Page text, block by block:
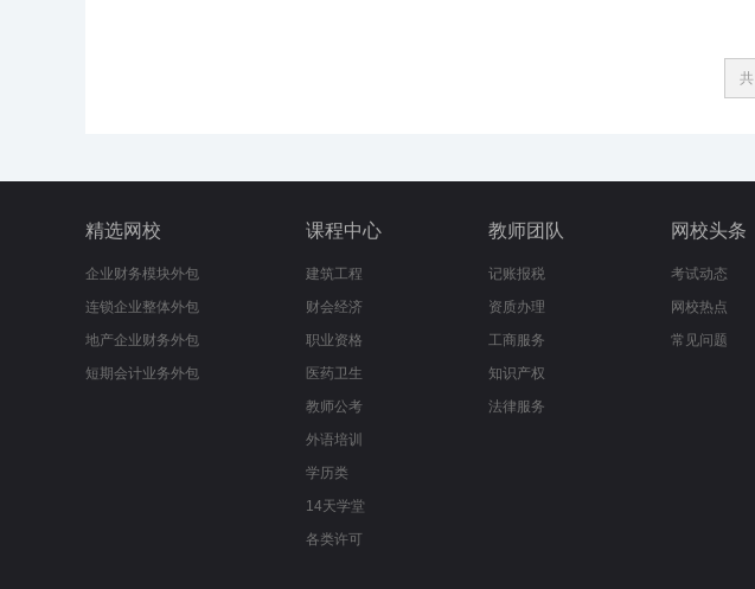
共
精选网校
企业财务模块外包
连锁企业整体外包
地产企业财务外包
短期会计业务外包
课程中心
建筑工程
财会经济
职业资格
医药卫生
教师公考
外语培训
学历类
14天学堂
各类许可
教师团队
记账报税
资质办理
工商服务
知识产权
法律服务
网校头条
考试动态
网校热点
常见问题